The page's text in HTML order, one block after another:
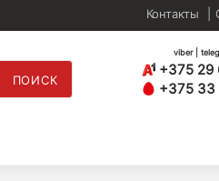
Контакты
ПОИСК
viber |
+375 29
+375 33